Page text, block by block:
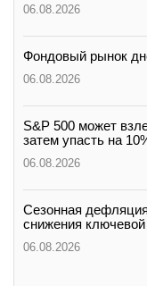
06.08.2026
Фондовый рынок
06.08.2026
S&P 500 может
затем упасть на
06.08.2026
Сезонная
снижения ключевой
06.08.2026